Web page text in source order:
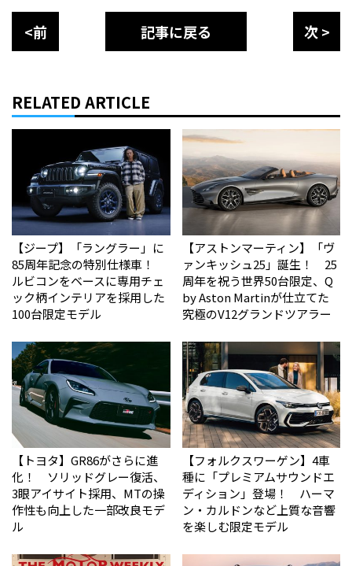
<前 記事に戻る 次 >
RELATED ARTICLE
【ジープ】「ラングラー」に
85周年記念の特別仕様車！
ルビコンをベースに専用チェ
ック柄インテリアを採用した
100台限定モデル
【アストンマーティン】「ヴ
ァンキッシュ25」誕生！ 25
周年を祝う世界50台限定、Q
by Aston Martinが仕立てた
究極のV12グランドツアラー
【トヨタ】GR86がさらに進
化！ ソリッドグレー復活、
3眼アイサイト採用、MTの操
作性も向上した一部改良モデ
ル
【フォルクスワーゲン】4車
種に「プレミアムサウンドエ
ディション」登場！ ハーマ
ン・カルドンなど上質な音響
を楽しむ限定モデル